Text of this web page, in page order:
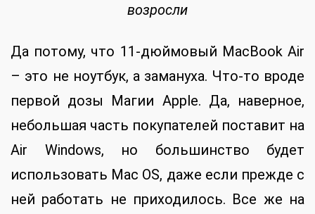
возросли
Да потому, что 11-дюймовый MacBook Air
– это не ноутбук, а замануха. Что-то вроде
первой дозы Магии Apple. Да, наверное,
небольшая часть покупателей поставит на
Air Windows, но большинство будет
использовать Mac OS, даже если прежде с
ней работать не приходилось. Все же на